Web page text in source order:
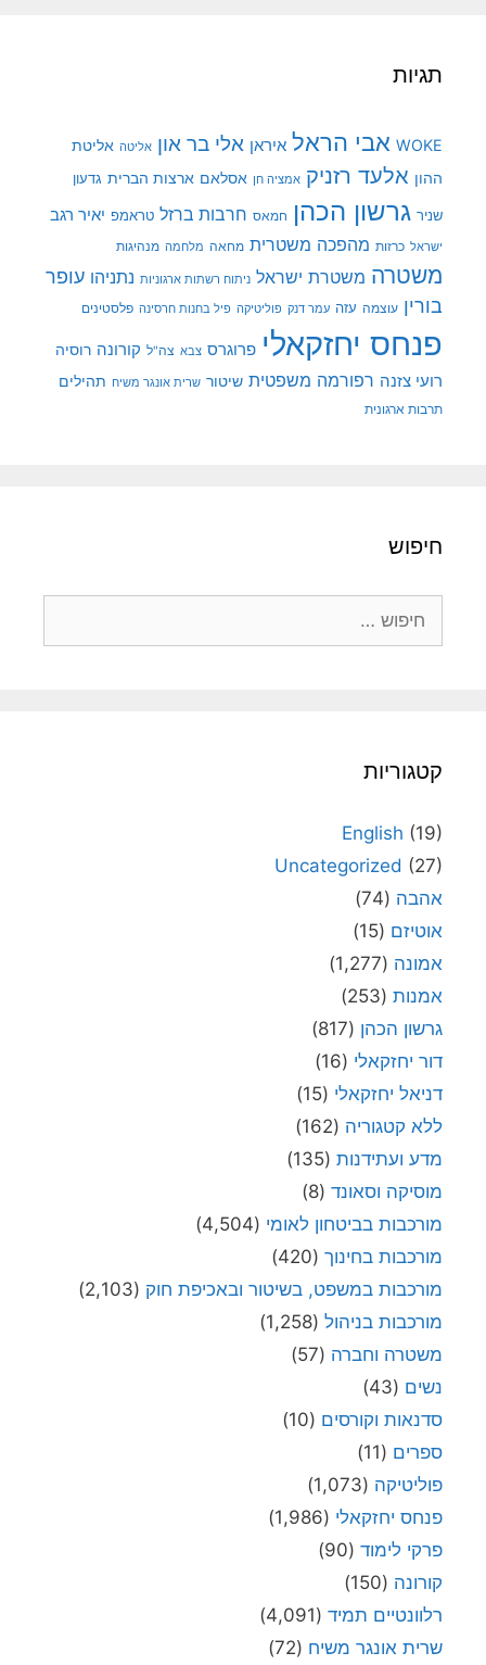
תגיות
WOKE אבי הראל איראן אלי בר און אליטה אליטת
ההון אלעד רזניק אמציה חן אסלאם ארצות הברית גדעון
שניר גרשון הכהן חמאס חרבות ברזל טראמפ יאיר רגב
ישראל כרזות מהפכה משטרית מחאה מלחמה מנהיגות
משטרה משטרת ישראל ניתוח רשתות ארגוניות נתניהו עופר
בורין עוצמה עזה עמר דנק פוליטיקה פיל בחנות חרסינה פלסטינים
פנחס יחזקאלי פרוגרס צבא צה"ל קורונה רוסיה
רועי צזנה רפורמה משפטית שיטור שרית אונגר משיח תהילים
תרבות ארגונית
חיפוש
קטגוריות
English (19)
Uncategorized (27)
אהבה (74)
אוטיזם (15)
אמונה (1,277)
אמנות (253)
גרשון הכהן (817)
דור יחזקאלי (16)
דניאל יחזקאלי (15)
ללא קטגוריה (162)
מדע ועתידנות (135)
מוסיקה וסאונד (8)
מורכבות בביטחון לאומי (4,504)
מורכבות בחינוך (420)
מורכבות במשפט, בשיטור ובאכיפת חוק (2,103)
מורכבות בניהול (1,258)
משטרה וחברה (57)
נשים (43)
סדנאות וקורסים (10)
ספרים (11)
פוליטיקה (1,073)
פנחס יחזקאלי (1,986)
פרקי לימוד (90)
קורונה (150)
רלוונטיים תמיד (4,091)
שרית אונגר משיח (72)